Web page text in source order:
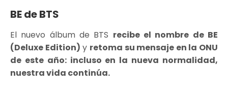
BE de BTS
El nuevo álbum de BTS recibe el nombre de BE
(Deluxe Edition) y retoma su mensaje en la ONU
de este año: incluso en la nueva normalidad,
nuestra vida continúa.